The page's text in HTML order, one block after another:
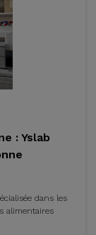
: Yslab
dans les
alimentaires